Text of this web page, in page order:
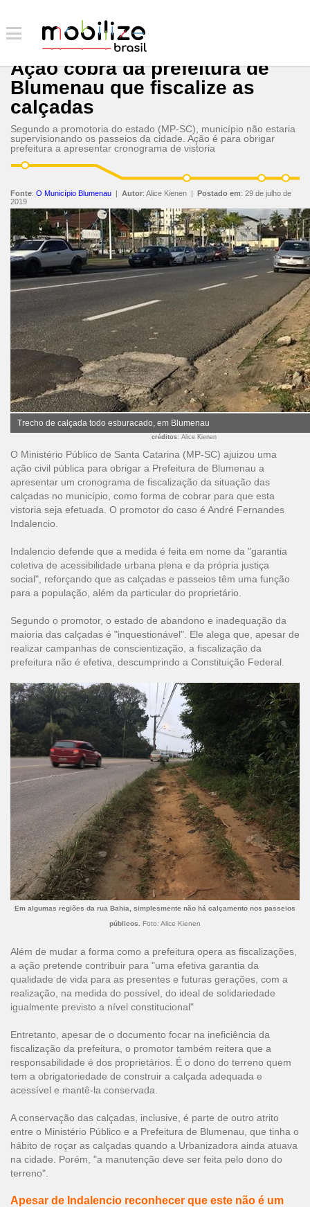
Ação cobra da prefeitura de
Blumenau que fiscalize as
calçadas
Segundo a promotoria do estado (MP-SC), município não estaria
supervisionando os passeios da cidade. Ação é para obrigar
prefeitura a apresentar cronograma de vistoria
Fonte: O Município Blumenau | Autor: Alice Kienen | Postado em: 29 de julho de
2019
Trecho de calçada todo esburacado, em Blumenau
créditos: Alice Kienen
O Ministério Público de Santa Catarina (MP-SC) ajuizou uma
ação civil pública para obrigar a Prefeitura de Blumenau a
apresentar um cronograma de fiscalização da situação das
calçadas no município, como forma de cobrar para que esta
vistoria seja efetuada. O promotor do caso é André Fernandes
Indalencio.
Indalencio defende que a medida é feita em nome da "garantia
coletiva de acessibilidade urbana plena e da própria justiça
social", reforçando que as calçadas e passeios têm uma função
para a população, além da particular do proprietário.
Segundo o promotor, o estado de abandono e inadequação da
maioria das calçadas é "inquestionável". Ele alega que, apesar de
realizar campanhas de conscientização, a fiscalização da
prefeitura não é efetiva, descumprindo a Constituição Federal.
Em algumas regiões da rua Bahia, simplesmente não há calçamento nos passeios
públicos. Foto: Alice Kienen
Além de mudar a forma como a prefeitura opera as fiscalizações,
a ação pretende contribuir para "uma efetiva garantia da
qualidade de vida para as presentes e futuras gerações, com a
realização, na medida do possível, do ideal de solidariedade
igualmente previsto a nível constitucional"
Entretanto, apesar de o documento focar na ineficiência da
fiscalização da prefeitura, o promotor também reitera que a
responsabilidade é dos proprietários. É o dono do terreno quem
tem a obrigatoriedade de construir a calçada adequada e
acessível e mantê-la conservada.
A conservação das calçadas, inclusive, é parte de outro atrito
entre o Ministério Público e a Prefeitura de Blumenau, que tinha o
hábito de roçar as calçadas quando a Urbanizadora ainda atuava
na cidade. Porém, "a manutenção deve ser feita pelo dono do
terreno".
Apesar de Indalencio reconhecer que este não é um